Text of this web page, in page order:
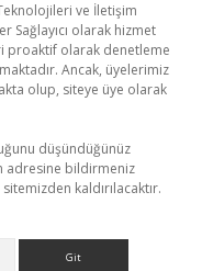
ve İletişim
Sağlayıcı olarak hizmet
proaktif olarak denetleme
Ancak, üyelerimiz
olup, siteye üye olarak
düşündüğünüz
adresine bildirmeniz
kaldırılacaktır.